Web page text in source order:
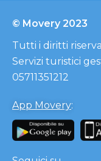
© Movery 2023
Tutti i diritti
Servizi turistici
05711351212
App Movery: